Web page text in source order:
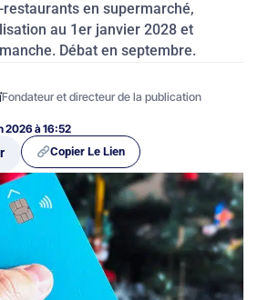
restaurants en supermarché,
au 1er janvier 2028 et
Débat en septembre.
Fondateur et directeur de la publication
2026 à 16:52
Copier Le Lien